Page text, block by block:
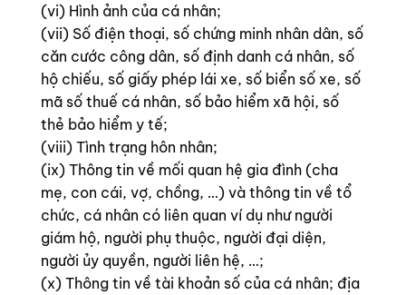
(vi) Hình ảnh của cá nhân;
(vii) Số điện thoại, số chứng minh nhân dân, số
căn cước công dân, số định danh cá nhân, số
hộ chiếu, số giấy phép lái xe, số biển số xe, số
mã số thuế cá nhân, số bảo hiểm xã hội, số
thẻ bảo hiểm y tế;
(viii) Tình trạng hôn nhân;
(ix) Thông tin về mối quan hệ gia đình (cha
mẹ, con cái, vợ, chồng, …) và thông tin về tổ
chức, cá nhân có liên quan ví dụ như người
giám hộ, người phụ thuộc, người đại diện,
người ủy quyền, người liên hệ, …;
(x) Thông tin về tài khoản số của cá nhân; địa